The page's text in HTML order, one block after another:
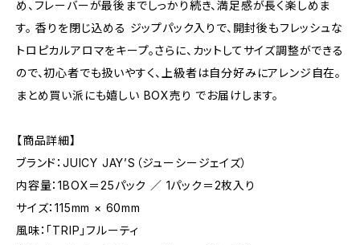
め、フレーバーが最後までしっかり続き、満足感が長く楽しめま
す。 香りを閉じ込める ジップパック入りで、開封後もフレッシュな
トロピカルアロマをキープ。さらに、カットしてサイズ調整ができる
ので、初心者でも扱いやすく、上級者は自分好みにアレンジ自在。
まとめ買い派にも嬉しい BOX売り でお届けします。
【商品詳細】
ブランド：JUICY JAY’S（ジューシージェイズ）
内容量：1BOX＝25パック ／ 1パック＝2枚入り
サイズ：115mm × 60mm
風味：「TRIP」フルーティ